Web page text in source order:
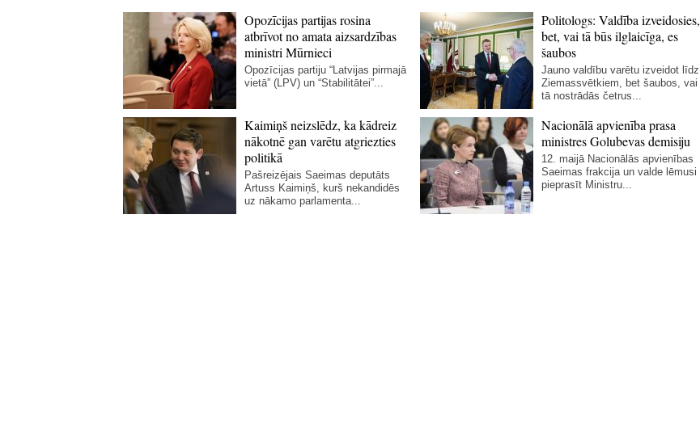
Opozīcijas partijas rosina
atbrīvot no amata aizsardzības
ministri Mūrnieci
Opozīcijas partiju “Latvijas pirmajā
vietā” (LPV) un “Stabilitātei”...
Politologs: Valdība izveidosies,
bet, vai tā būs ilglaicīga, es
šaubos
Jauno valdību varētu izveidot līdz
Ziemassvētkiem, bet šaubos, vai
tā nostrādās četrus...
Kaimiņš neizslēdz, ka kādreiz
nākotnē gan varētu atgriezties
politikā
Pašreizējais Saeimas deputāts
Artuss Kaimiņš, kurš nekandidēs
uz nākamo parlamenta...
Nacionālā apvienība prasa
ministres Golubevas demisiju
12. maijā Nacionālās apvienības
Saeimas frakcija un valde lēmusi
pieprasīt Ministru...